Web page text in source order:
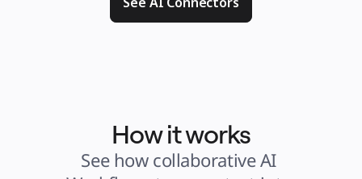
How it works
See how collaborative AI